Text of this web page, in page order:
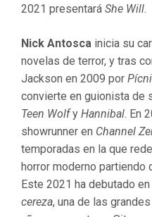
2021 presentará She Will.
Nick Antosca inicia su
novelas de terror, y tras
Jackson en 2009 por
convierte en guionista de
Teen Wolfy Hannibal. En
showrunner en Channel
temporadas en la que
horror moderno
Este 2021 ha debutado
cereza, una de las